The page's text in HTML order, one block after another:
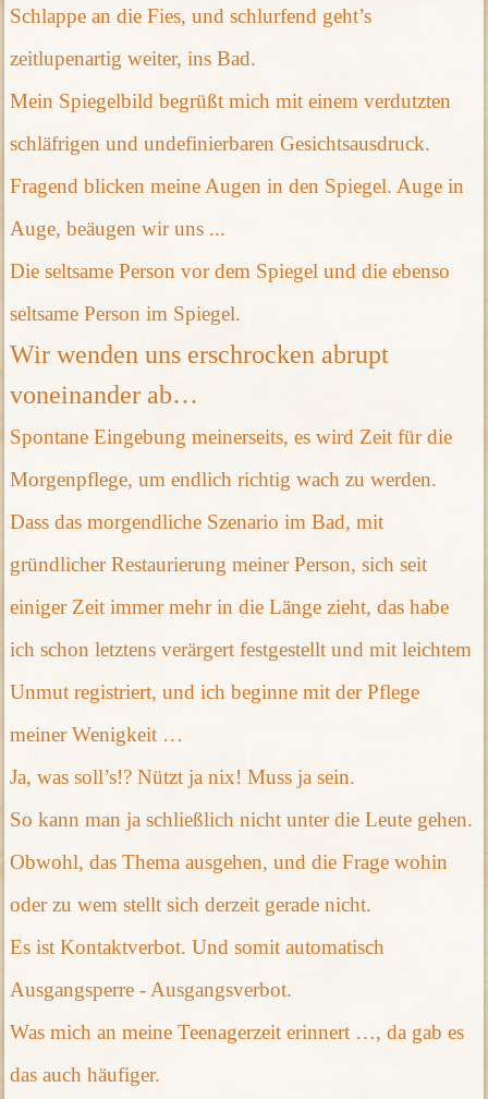
Schlappe an die Fies, und schlurfend geht’s
zeitlupenartig weiter, ins Bad.
Mein Spiegelbild begrüßt mich mit einem verdutzten
schläfrigen und undefinierbaren Gesichtsausdruck.
Fragend blicken meine Augen in den Spiegel. Auge in
Auge, beäugen wir uns ...
Die seltsame Person vor dem Spiegel und die ebenso
seltsame Person im Spiegel.
Wir wenden uns erschrocken abrupt
voneinander ab…
Spontane Eingebung meinerseits, es wird Zeit für die
Morgenpflege, um endlich richtig wach zu werden.
Dass das morgendliche Szenario im Bad, mit
gründlicher Restaurierung meiner Person, sich seit
einiger Zeit immer mehr in die Länge zieht, das habe
ich schon letztens verärgert festgestellt und mit leichtem
Unmut registriert, und ich beginne mit der Pflege
meiner Wenigkeit …
Ja, was soll’s!? Nützt ja nix! Muss ja sein.
So kann man ja schließlich nicht unter die Leute gehen.
Obwohl, das Thema ausgehen, und die Frage wohin
oder zu wem stellt sich derzeit gerade nicht.
Es ist Kontaktverbot. Und somit automatisch
Ausgangsperre - Ausgangsverbot.
Was mich an meine Teenagerzeit erinnert …, da gab es
das auch häufiger.